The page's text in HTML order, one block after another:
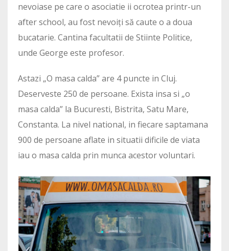
nevoiase pe care o asociatie ii ocrotea printr-un
after school, au fost nevoiți să caute o a doua
bucatarie. Cantina facultatii de Stiinte Politice,
unde George este profesor.
Astazi „O masa calda” are 4 puncte in Cluj.
Deserveste 250 de persoane. Exista insa si „o
masa calda” la Bucuresti, Bistrita, Satu Mare,
Constanta. La nivel national, in fiecare saptamana
900 de persoane aflate in situatii dificile de viata
iau o masa calda prin munca acestor voluntari.